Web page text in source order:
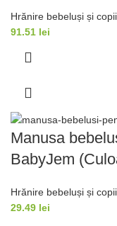
Hrănire bebeluși și copii
91.51 lei
Manusa
BabyJem
Hrănire bebeluși și copii
29.49 lei